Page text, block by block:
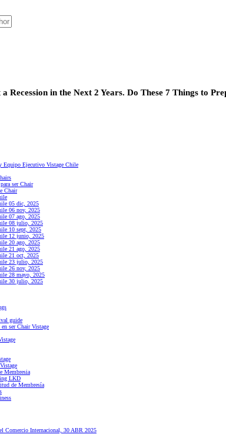
Recession in the Next 2 Years. Do These 7 Things to
Equipo Ejecutivo Vistage Chile
ser Chair
Chair
05 dic, 2025
06 nov, 2025
07 ago, 2025
08 julio, 2025
10 sept, 2025
12 junio, 2025
20 ago, 2025
21 ago, 2025
21 oct, 2025
23 julio, 2025
26 nov, 2025
28 mayo, 2025
30 julio, 2025
guide
ser Chair Vistage
Membresia
LKD
de Membresía
Comercio Internacional, 30 ABR 2025